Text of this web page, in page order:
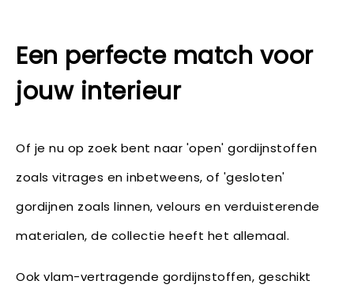
Een perfecte match voor
jouw interieur
Of je nu op zoek bent naar 'open' gordijnstoffen
zoals vitrages en inbetweens, of 'gesloten'
gordijnen zoals linnen, velours en verduisterende
materialen, de collectie heeft het allemaal.
Ook vlam-vertragende gordijnstoffen, geschikt